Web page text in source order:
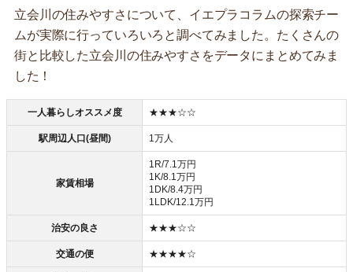
立会川の住みやすさについて、イエプラコラムの探索チー
ムが実際に行っていろいろと調べてみました。たくさんの
街と比較した立会川の住みやすさをデータにまとめてみま
した！
一人暮らしオススメ度 ★★★☆☆
駅周辺人口(昼間) 1万人
家賃相場
1R/7.1万円
1K/8.1万円
1DK/8.4万円
1LDK/12.1万円
治安の良さ ★★★☆☆
交通の便 ★★★★☆